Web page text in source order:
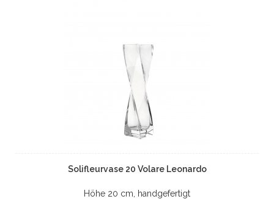
Solifleurvase 20 Volare Leonardo
Höhe 20 cm, handgefertigt